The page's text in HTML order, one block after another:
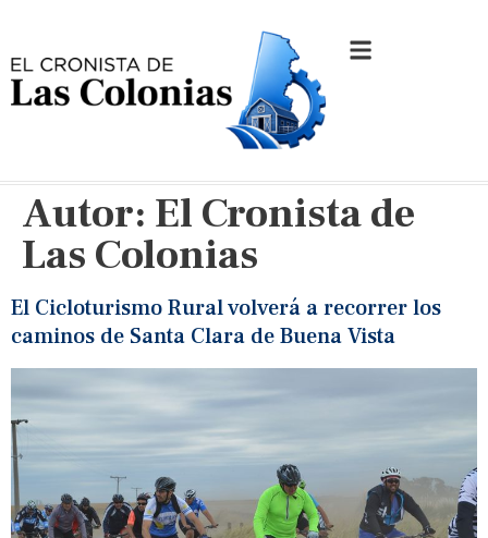
Autor: El Cronista de
Las Colonias
El Cicloturismo Rural volverá a recorrer los
caminos de Santa Clara de Buena Vista